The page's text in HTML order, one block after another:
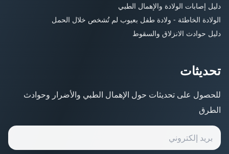
دليل إصابات الولادة والإهمال الطبي
الولادة الخاطئة - ولادة طفل بعيوب لم تُشخص خلال الحمل
دليل حوادث الانزلاق والسقوط
تحديثات
للحصول على تحديثات حول الإهمال الطبي والأضرار وحوادث
الطرق